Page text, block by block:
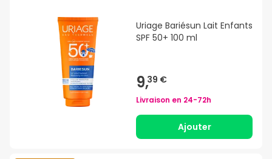
Uriage Bariésun Lait Enfants
SPF 50+ 100 ml
9,39 €
Livraison en 24-72h
Ajouter